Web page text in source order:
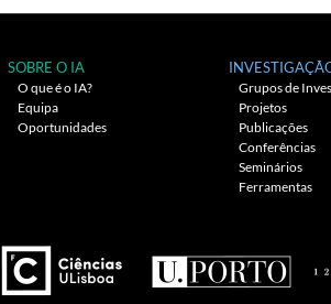
SOBRE O IA
O que é o IA?
Equipa
Oportunidades
Grupos de
Projetos
Publicações
Conferências
Seminários
Ferramentas